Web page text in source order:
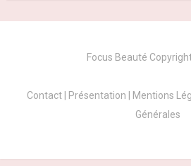
Focus Beauté
Contact Présentation Mentions
Générales